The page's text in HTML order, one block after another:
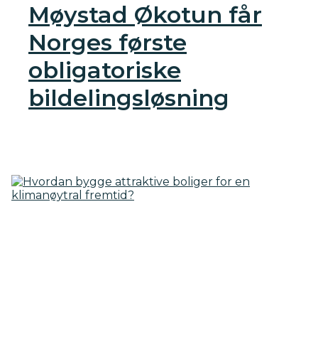
Møystad Økotun får
Norges første
obligatoriske
bildelingsløsning